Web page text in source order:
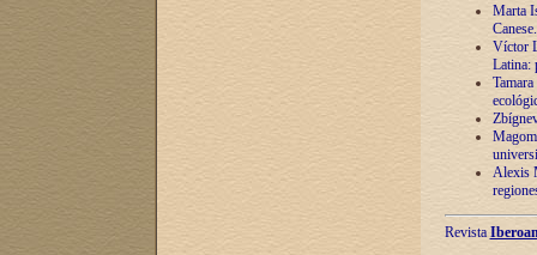
Marta
Víctor
Latina:
Alexis
Revista